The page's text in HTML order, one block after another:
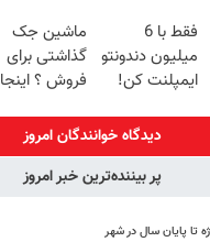
برگردون
(40%off)
با 45%تخفیف
فقط با 6
میلیون دندونتو
ایمپلنت کن!
ماشین جک
گذاشتی برای
فروش ؟ اینجا
بفروش
دیدگاه خوانندگان امروز
پر بیننده‌ترین خبر امروز